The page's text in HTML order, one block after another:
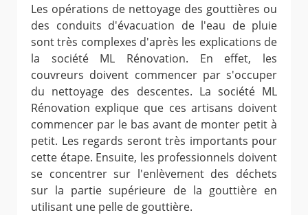
Les opérations de nettoyage des gouttières ou
des conduits d'évacuation de l'eau de pluie
sont très complexes d'après les explications de
la société ML Rénovation. En effet, les
couvreurs doivent commencer par s'occuper
du nettoyage des descentes. La société ML
Rénovation explique que ces artisans doivent
commencer par le bas avant de monter petit à
petit. Les regards seront très importants pour
cette étape. Ensuite, les professionnels doivent
se concentrer sur l'enlèvement des déchets
sur la partie supérieure de la gouttière en
utilisant une pelle de gouttière.